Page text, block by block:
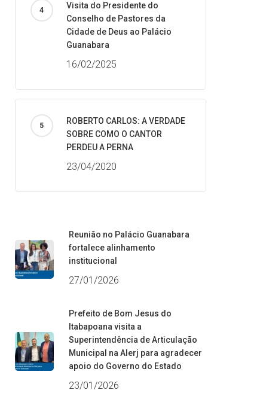
Visita do Presidente do
Conselho de Pastores da
Cidade de Deus ao Palácio
Guanabara
16/02/2025
ROBERTO CARLOS: A VERDADE
SOBRE COMO O CANTOR
PERDEU A PERNA
23/04/2020
Reunião no Palácio Guanabara
fortalece alinhamento
institucional
27/01/2026
Prefeito de Bom Jesus do
Itabapoana visita a
Superintendência de Articulação
Municipal na Alerj para agradecer
apoio do Governo do Estado
23/01/2026